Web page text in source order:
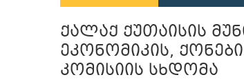
ქალაქ ქუთაისის
ეკონომიკის,
კომისიის სხდომა